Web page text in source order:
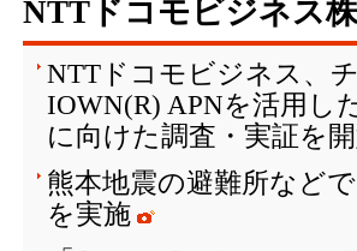
NTTドコモビジネス
NTTドコモビジネス、
IOWN(R) APNを活用し
に向けた調査・実証を
熊本地震の避難所など
を実施